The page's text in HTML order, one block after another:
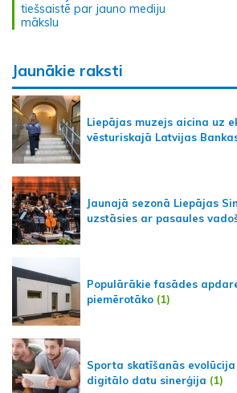
tiešsaistē par jauno mediju
mākslu
Jaunākie raksti
Liepājas muzejs aicina uz
vēsturiskajā Latvijas
Jaunajā sezonā Liepājas
uzstāsies ar pasaules
Populārākie fasādes
piemērotāko (1)
Sporta skatīšanās
digitālo datu sinerģija (1)